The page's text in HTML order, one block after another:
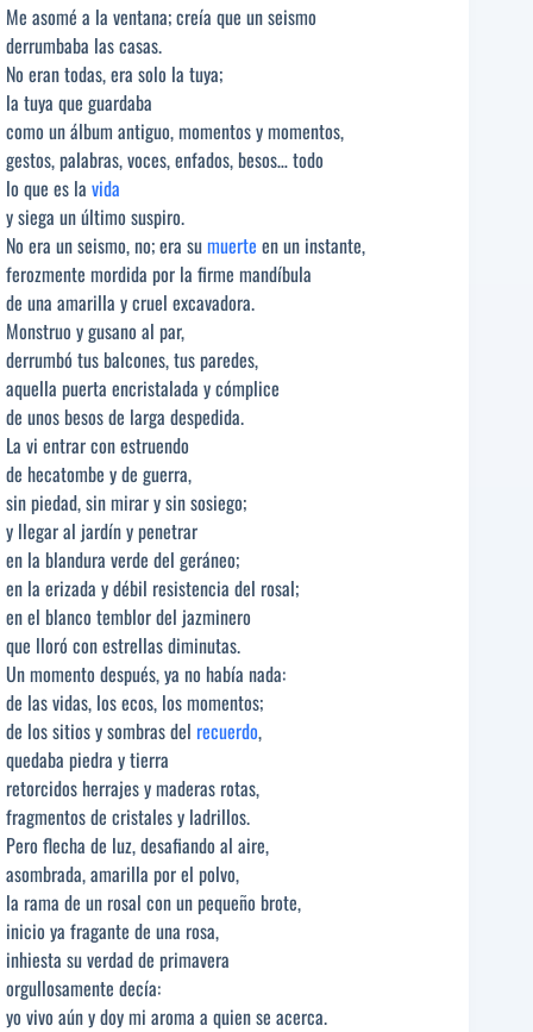
Me asomé a la ventana; creía que un seismo
derrumbaba las casas.
No eran todas, era solo la tuya;
la tuya que guardaba
como un álbum antiguo, momentos y momentos,
gestos, palabras, voces, enfados, besos… todo
lo que es la vida
y siega un último suspiro.
No era un seismo, no; era sumuerte en un instante,
ferozmente mordida por la firme mandíbula
de una amarilla y cruel excavadora.
Monstruo y gusano al par,
derrumbó tus balcones, tus paredes,
aquella puerta encristalada y cómplice
de unos besos de larga despedida.
La vi entrar con estruendo
de hecatombe y de guerra,
sin piedad, sin mirar y sin sosiego;
y llegar al jardín y penetrar
en la blandura verde del geráneo;
en la erizada y débil resistencia del rosal;
en el blanco temblor del jazminero
que lloró con estrellas diminutas.
Un momento después, ya no había nada:
de las vidas, los ecos, los momentos;
de los sitios y sombras del recuerdo,
quedaba piedra y tierra
retorcidos herrajes y maderas rotas,
fragmentos de cristales y ladrillos.
Pero flecha de luz, desafiando al aire,
asombrada, amarilla por el polvo,
la rama de un rosal con un pequeño brote,
inicio ya fragante de una rosa,
inhiesta su verdad de primavera
orgullosamente decía:
yo vivo aún y doy mi aroma a quien se acerca.